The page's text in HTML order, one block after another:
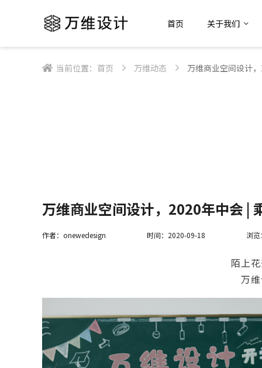
首页 关于我们
当前位置： 首页 万维动态 万维商业空间设计
万维商业空间设计，2020年中会 |
作者：onewedesign 时间：2020-09-18 浏
陌上
万